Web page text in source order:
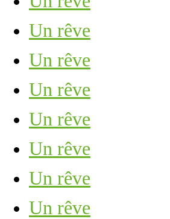
Un rêve
Un rêve
Un rêve
Un rêve
Un rêve
Un rêve
Un rêve